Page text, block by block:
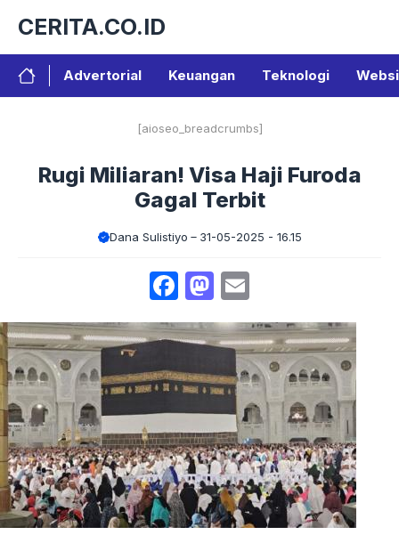
isi
CERITA.CO.ID
Advertorial Keuangan Teknologi
[aioseo_breadcrumbs]
Rugi Miliaran! Visa Haji Furoda
Gagal Terbit
Dana Sulistiyo 31-05-2025 - 16.15
Facebook
Mastodon